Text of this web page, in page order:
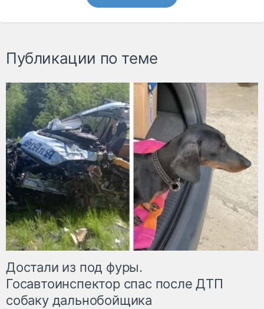
Публикации по теме
Достали из под фуры.
Госавтоинспектор спас после ДТП
собаку дальнобойщика